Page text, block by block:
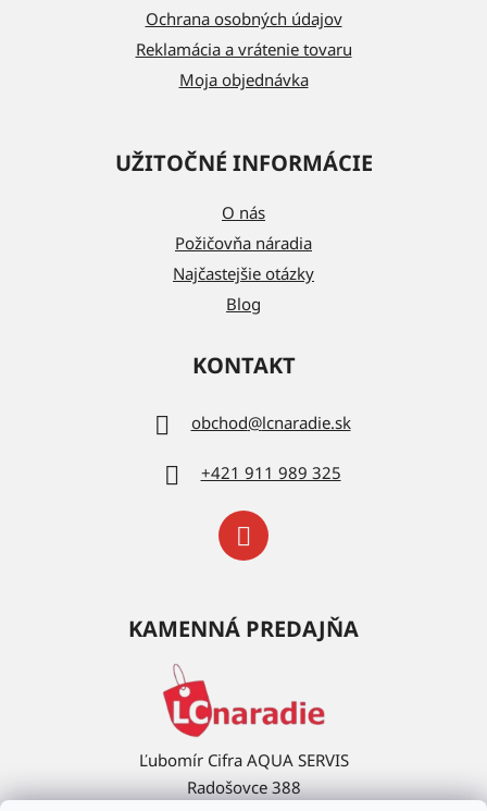
Ochrana osobných údajov
Reklamácia a vrátenie tovaru
Moja objednávka
UŽITOČNÉ INFORMÁCIE
O nás
Požičovňa náradia
Najčastejšie otázky
Blog
KONTAKT
obchod@lcnaradie.sk
+421 911 989 325
KAMENNÁ PREDAJŇA
Ľubomír Cifra AQUA SERVIS
Radošovce 388